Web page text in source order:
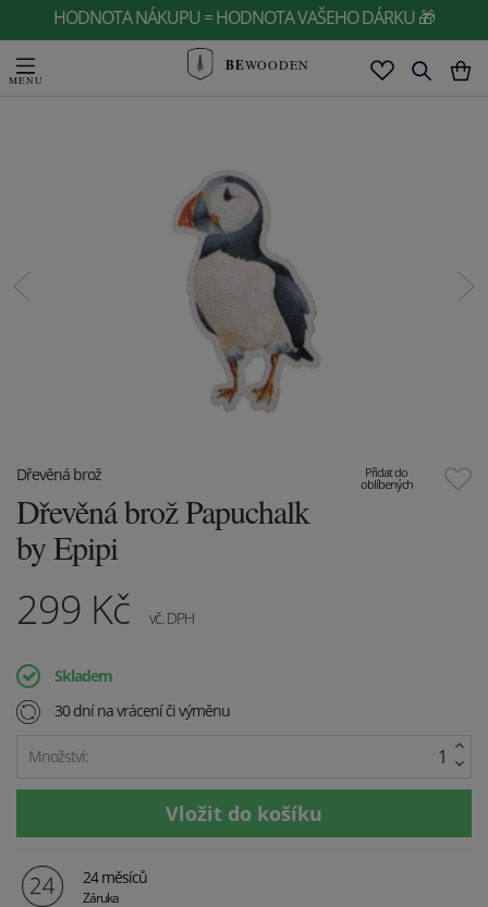
HODNOTA NÁKUPU = HODNOTA VAŠEHO DÁRKU 🎁
BEWOODEN
Přidat do
oblíbených
Dřevěná brož
Dřevěná brož Papuchalk
by Epipi
299 Kč vč. DPH
Skladem
30 dní na vrácení či výměnu
Množství:
24 měsíců
Záruka